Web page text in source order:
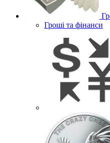
Гроші та фінанси